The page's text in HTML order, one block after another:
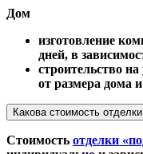
Дом
изготовление
дней, в
строительство
от размера дома
Какова стоимость
Стоимость отделки